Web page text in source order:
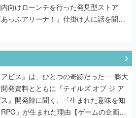
向けローンチを行った発見型ストア
あっぷアリーナ！』仕掛け人に話を聞い
た
アビス』は、ひとつの奇跡だった──膨大
発資料とともに『テイルズ オブ ジ ア
ス』開発陣に聞く、「生まれた意味を知
」が生まれた理由【ゲームの企画